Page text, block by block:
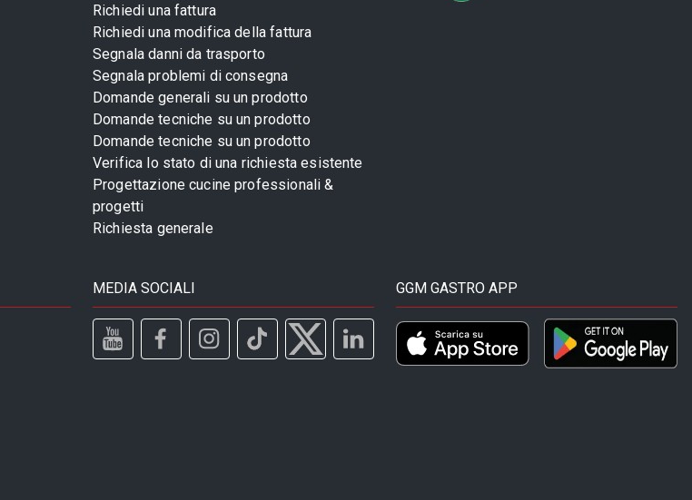
Richiedi una fattura
Richiedi una modifica della fattura
Segnala danni da trasporto
Segnala problemi di consegna
Domande generali su un prodotto
Domande tecniche su un prodotto
Domande tecniche su un prodotto
Verifica lo stato di una richiesta esistente
Progettazione cucine professionali &
progetti
Richiesta generale
MEDIA SOCIALI GGM GASTRO APP